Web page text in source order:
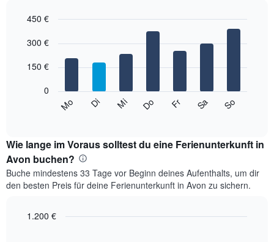
chart
bars.
den
durchschnittlichen
Preis
eines
Zimmers
den
graphic.
Mo Di Mi Do Fr Sa So
0
150 €
300 €
450 €
Wie lange im Voraus solltest du eine Ferienunterkunft in
Avon buchen?
Buche mindestens 33 Tage vor Beginn deines Aufenthalts, um dir
den besten Preis für deine Ferienunterkunft in Avon zu sichern.
1.200 €